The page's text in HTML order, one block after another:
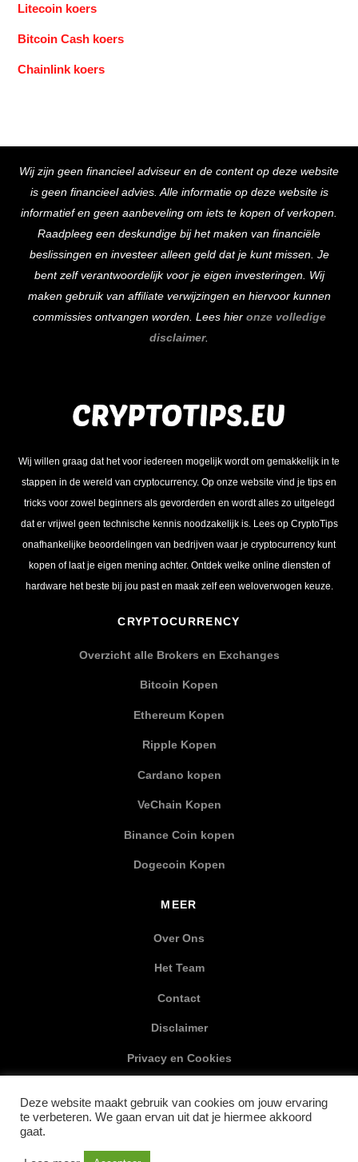
Litecoin koers
Bitcoin Cash koers
Chainlink koers
To
Top
Wij zijn geen financieel adviseur en de content op deze website
is geen financieel advies. Alle informatie op deze website is
informatief en geen aanbeveling om iets te kopen of verkopen.
Raadpleeg een deskundige bij het maken van financiële
beslissingen en investeer alleen geld dat je kunt missen. Je
bent zelf verantwoordelijk voor je eigen investeringen. Wij
maken gebruik van affiliate verwijzingen en hiervoor kunnen
commissies ontvangen worden. Lees hier onze volledige
disclaimer.
Wij willen graag dat het voor iedereen mogelijk wordt om gemakkelijk in te
stappen in de wereld van cryptocurrency. Op onze website vind je tips en
tricks voor zowel beginners als gevorderden en wordt alles zo uitgelegd
dat er vrijwel geen technische kennis noodzakelijk is. Lees op CryptoTips
onafhankelijke beoordelingen van bedrijven waar je cryptocurrency kunt
kopen of laat je eigen mening achter. Ontdek welke online diensten of
hardware het beste bij jou past en maak zelf een weloverwogen keuze.
CRYPTOCURRENCY
Overzicht alle Brokers en Exchanges
Bitcoin Kopen
Ethereum Kopen
Ripple Kopen
Cardano kopen
VeChain Kopen
Binance Coin kopen
Dogecoin Kopen
MEER
Over Ons
Het Team
Contact
Disclaimer
Privacy en Cookies
SOCIAL MEDIA
Deze website maakt gebruik van cookies om jouw ervaring
te verbeteren. We gaan ervan uit dat je hiermee akkoord
gaat.